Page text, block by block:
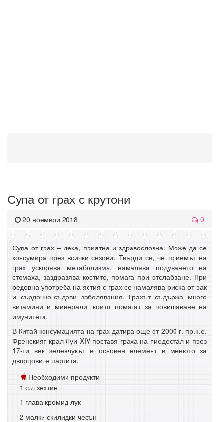
Супа от грах с крутони
20 ноември 2018 0
Супа от грах – лека, приятна и здравословна. Може да се
консумира през всички сезони. Твърди се, че приемът на
грах ускорява метаболизма, намалява подуването на
стомаха, заздравява костите, помага при отслабване. При
редовна употреба на ястия с грах се намалява риска от рак
и сърдечно-съдови заболявания. Грахът съдържа много
витамини и минерали, които помагат за повишаване на
имунитета.
В Китай консумацията на грах датира още от 2000 г. пр.н.е.
Френският крал Луи XIV поставя граха на пиедестал и през
17-ти век зеленчукът е основен елемент в менюто за
дворцовите партита.
Необходими продукти
1 с.л зехтин
1 глава кромид лук
2 малки скилидки чесън